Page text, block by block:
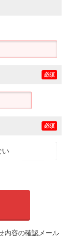
必須
必須
い
内容の確認メール